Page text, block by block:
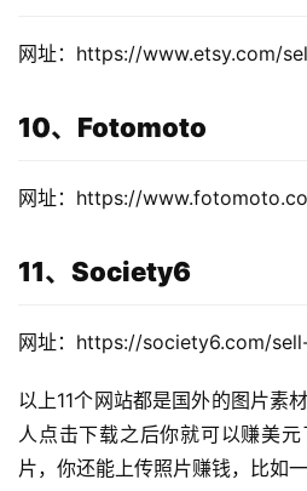
网址：https://www.etsy.com/
10、Fotomoto
网址：https://
11、Society6
网址：https://society6.com/
以上11个网站都是国外的图片素
人点击下载之后你就可以赚美
片，你还能上传照片赚钱，比如一